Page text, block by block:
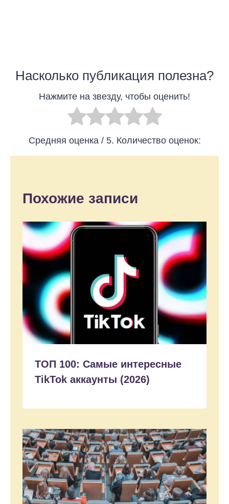
Насколько публикация полезна?
Нажмите на звезду, чтобы оценить!
Средняя оценка / 5. Количество оценок:
Похожие записи
ТОП 100: Самые интересные
TikTok аккаунты (2026)